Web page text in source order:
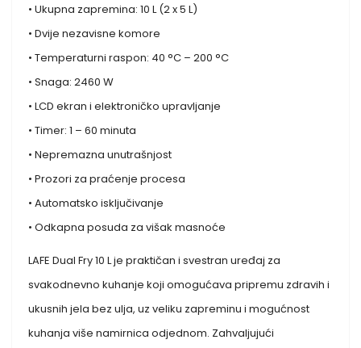
• Ukupna zapremina: 10 L (2 x 5 L)
• Dvije nezavisne komore
• Temperaturni raspon: 40 °C – 200 °C
• Snaga: 2460 W
• LCD ekran i elektroničko upravljanje
• Timer: 1 – 60 minuta
• Nepremazna unutrašnjost
• Prozori za praćenje procesa
• Automatsko isključivanje
• Odkapna posuda za višak masnoće
LAFE Dual Fry 10 L je praktičan i svestran uređaj za
svakodnevno kuhanje koji omogućava pripremu zdravih i
ukusnih jela bez ulja, uz veliku zapreminu i mogućnost
kuhanja više namirnica odjednom. Zahvaljujući